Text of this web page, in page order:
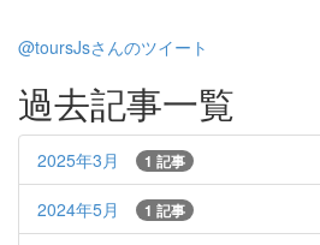
@toursJsさんのツイート
過去記事一覧
2025年3月 1 記事
2024年5月 1 記事